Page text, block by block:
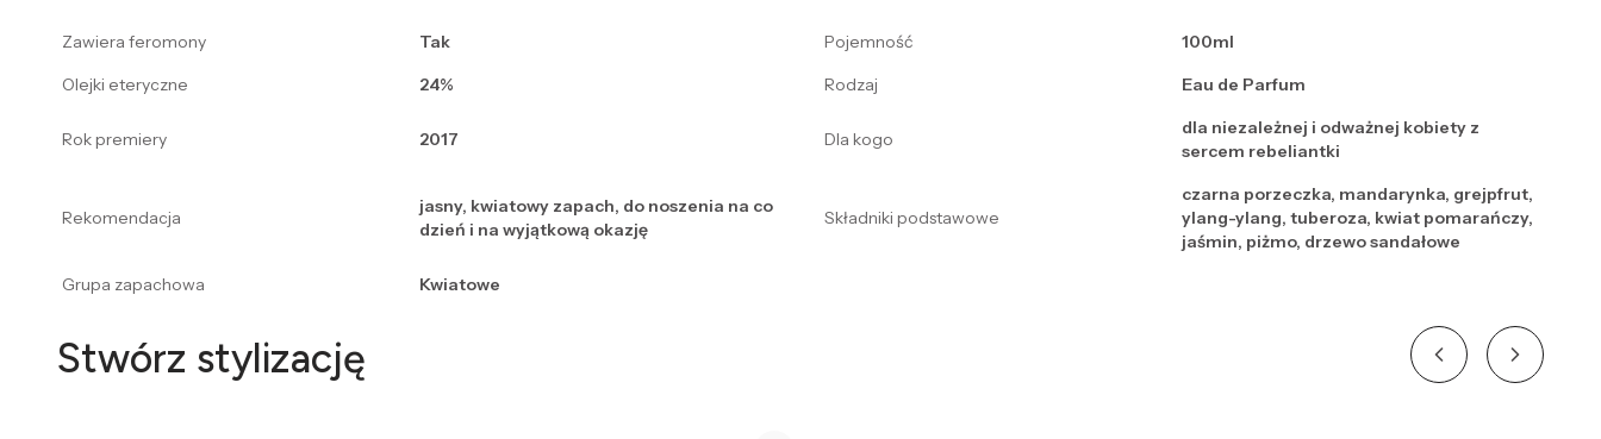
Zawiera feromony Tak Pojemność
100ml
Olejki eteryczne
24% Rodzaj Eau de Parfum
Rok premiery 2017 Dla kogo
dla niezależnej i odważnej kobiety z
sercem rebeliantki
Rekomendacja
jasny, kwiatowy zapach, do noszenia na co
dzień i na wyjątkową okazję
Składniki podstawowe
czarna porzeczka, mandarynka, grejpfrut,
ylang-ylang, tuberoza, kwiat pomarańczy,
jaśmin, piżmo, drzewo sandałowe
Grupa zapachowa
Kwiatowe
Stwórz stylizację